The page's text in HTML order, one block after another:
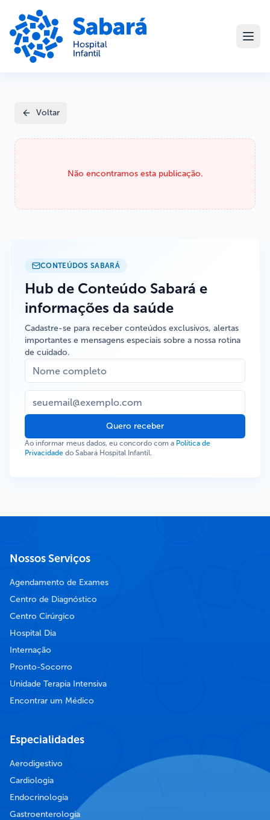
Voltar
Não encontramos esta publicação.
CONTEÚDOS SABARÁ
Hub de Conteúdo Sabará e
informações da saúde
Cadastre-se para receber conteúdos exclusivos, alertas
importantes e mensagens especiais sobre a nossa rotina
de cuidado.
Quero receber
Ao informar meus dados, eu concordo com a Política de
Privacidade do Sabará Hospital Infantil.
Nossos Serviços
Agendamento de Exames
Centro de Diagnóstico
Centro Cirúrgico
Hospital Dia
Internação
Pronto-Socorro
Unidade Terapia Intensiva
Encontrar um Médico
Especialidades
Aerodigestivo
Cardiologia
Endocrinologia
Gastroenterologia